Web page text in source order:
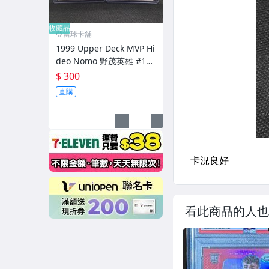
看此商品的人
收藏品
亞當球卡舖
1999 Upper Deck MVP Hi
deo Nomo 野茂英雄 #135
燙銀簽，兩張合購
$ 300
直購